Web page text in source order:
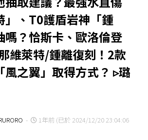
」、T0護盾岩神「鍾
嗎？恰斯卡、歐洛倫登
維萊特/鍾離復刻！2款
風之翼」取得方式？ ▹璐
-
1年前 (已於 2024/12/20 23:04:06